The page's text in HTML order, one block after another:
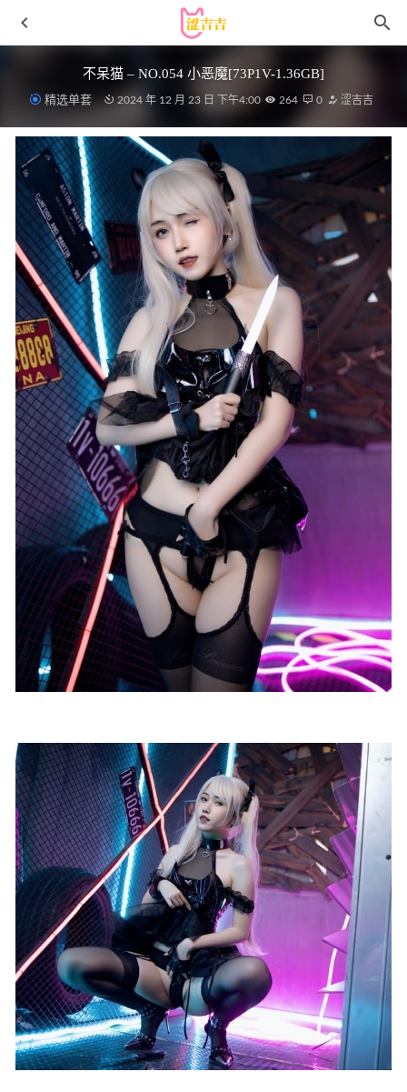
不呆猫 – NO.054 小恶魔[73P1V-1.36GB]
精选单套 2024 年 12 月 23 日 下午4:00 264 0 涩吉吉
[Ugirls尤果网]爱尤物 2021.08.06 No.2146 宥利 帐中风韵
[35P] 2023-01-18
[Ugirls尤果网] 爱尤物专辑 VOL.2156 Jenny 精致恋爱预报
[35P／35.7MB] 2023-01-08
水淼aqua NO.158 Fantia 23年08月会员订阅合集(3套) [78P-
94M] 2023-10-28
Hana_Bunny – Umu Maid [18P-69MB]
2025-08-29
雅拉伊 – 2019.08.15 NO.370 西子[52+1P906M]
2022-11-19